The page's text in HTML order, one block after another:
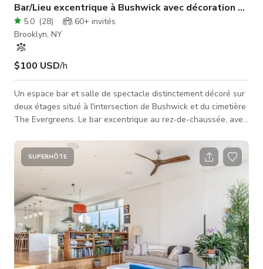
Bar/Lieu excentrique à Bushwick avec décoration
5.0 (28) 60+ invités
Brooklyn, NY
$100 USD/h
Un espace bar et salle de spectacle distinctement décoré sur
deux étages situé à l'intersection de Bushwick et du cimetière
The Evergreens. Le bar excentrique au rez-de-chaussée, avec
privées, chacune avec sa propre décoration et style. L'étage
supérieur, avec un petit bar et une mezzanine à usage limité,
est une salle qui accueille des spectacles de drag, des
concerts punk rock, des projections de films, des fêtes p
SUPERHÔTE